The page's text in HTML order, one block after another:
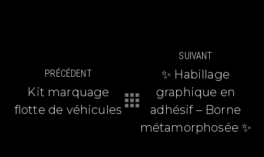
article
PRÉCÉDENT
Article
précédent
Kit marquage
flotte de véhicules
SUIVANT
Article
suivant
:
✨ Habillage
graphique en
adhésif – Borne
métamorphosée ✨